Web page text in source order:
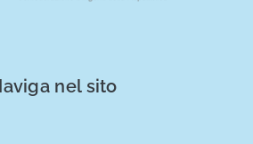
nel sito